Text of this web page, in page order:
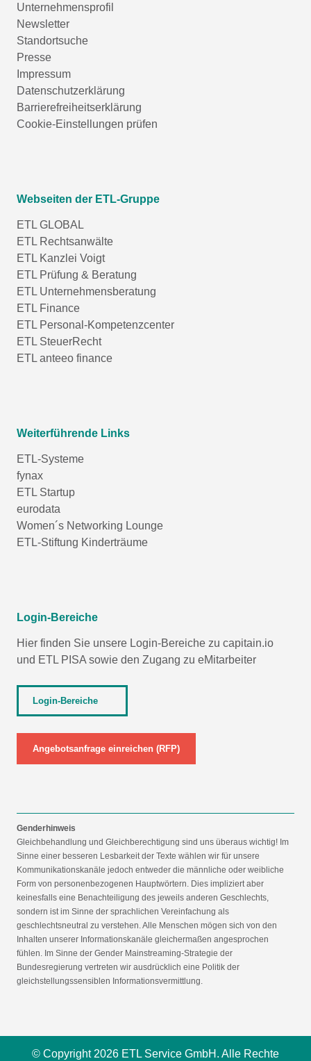
Unternehmensprofil
Newsletter
Standortsuche
Presse
Impressum
Datenschutzerklärung
Barrierefreiheitserklärung
Cookie-Einstellungen prüfen
Webseiten der ETL-Gruppe
ETL GLOBAL
ETL Rechtsanwälte
ETL Kanzlei Voigt
ETL Prüfung & Beratung
ETL Unternehmensberatung
ETL Finance
ETL Personal-Kompetenzcenter
ETL SteuerRecht
ETL anteeo finance
Weiterführende Links
ETL-Systeme
fynax
ETL Startup
eurodata
Women´s Networking Lounge
ETL-Stiftung Kinderträume
Login-Bereiche
Hier finden Sie unsere Login-Bereiche zu capitain.io
und ETL PISA sowie den Zugang zu eMitarbeiter
Login-Bereiche
Angebotsanfrage einreichen (RFP)
Genderhinweis
Gleichbehandlung und Gleichberechtigung sind uns überaus wichtig! Im
Sinne einer besseren Lesbarkeit der Texte wählen wir für unsere
Kommunikationskanäle jedoch entweder die männliche oder weibliche
Form von personenbezogenen Hauptwörtern. Dies impliziert aber
keinesfalls eine Benachteiligung des jeweils anderen Geschlechts,
sondern ist im Sinne der sprachlichen Vereinfachung als
geschlechtsneutral zu verstehen. Alle Menschen mögen sich von den
Inhalten unserer Informationskanäle gleichermaßen angesprochen
fühlen. Im Sinne der Gender Mainstreaming-Strategie der
Bundesregierung vertreten wir ausdrücklich eine Politik der
gleichstellungssensiblen Informationsvermittlung.
© Copyright 2026 ETL Service GmbH. Alle Rechte